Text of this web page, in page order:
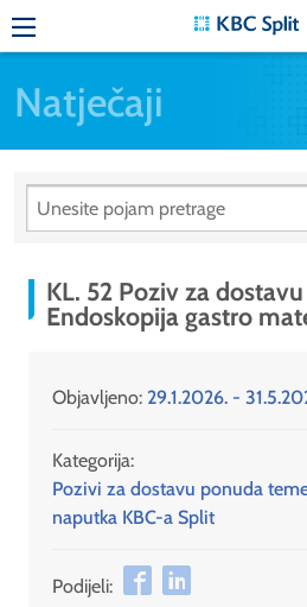
Natječaji
KL. 52 Poziv za
Endoskopija gastro
Objavljeno: 29.1.2026. -
Kategorija:
Pozivi za dostavu ponuda
naputka KBC-a Split
Podijeli: